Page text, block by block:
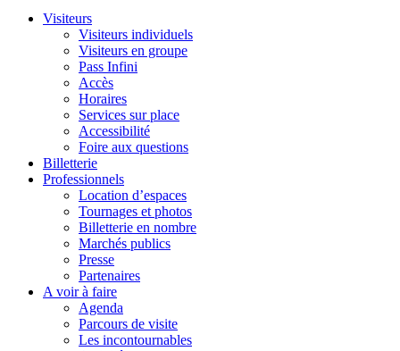
Visiteurs
Visiteurs individuels
Visiteurs en groupe
Pass Infini
Accès
Horaires
Services sur place
Accessibilité
Foire aux questions
Billetterie
Professionnels
Location d’espaces
Tournages et photos
Billetterie en nombre
Marchés publics
Presse
Partenaires
A voir à faire
Agenda
Parcours de visite
Les incontournables